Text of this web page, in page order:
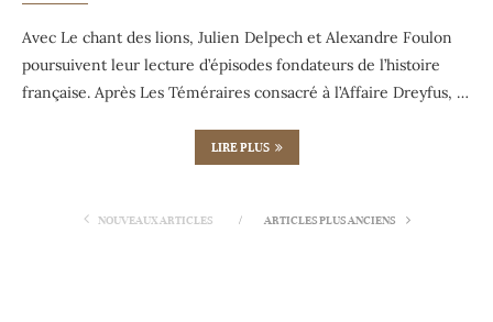
Avec Le chant des lions, Julien Delpech et Alexandre Foulon
poursuivent leur lecture d’épisodes fondateurs de l’histoire
française. Après Les Téméraires consacré à l’Affaire Dreyfus, …
LIRE PLUS
NOUVEAUX ARTICLES ARTICLES PLUS ANCIENS